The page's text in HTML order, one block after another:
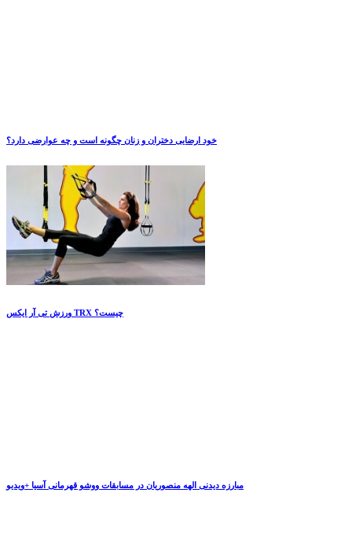
خود ارضایی دختران و زنان چگونه است و چه عوارضی دارد؟
ورزش تی آر ایکس TRX چیست؟
مبارزه دیدنی الهه منصوریان در مسابقات ووشو قهرمانی آسیا +ویدیو